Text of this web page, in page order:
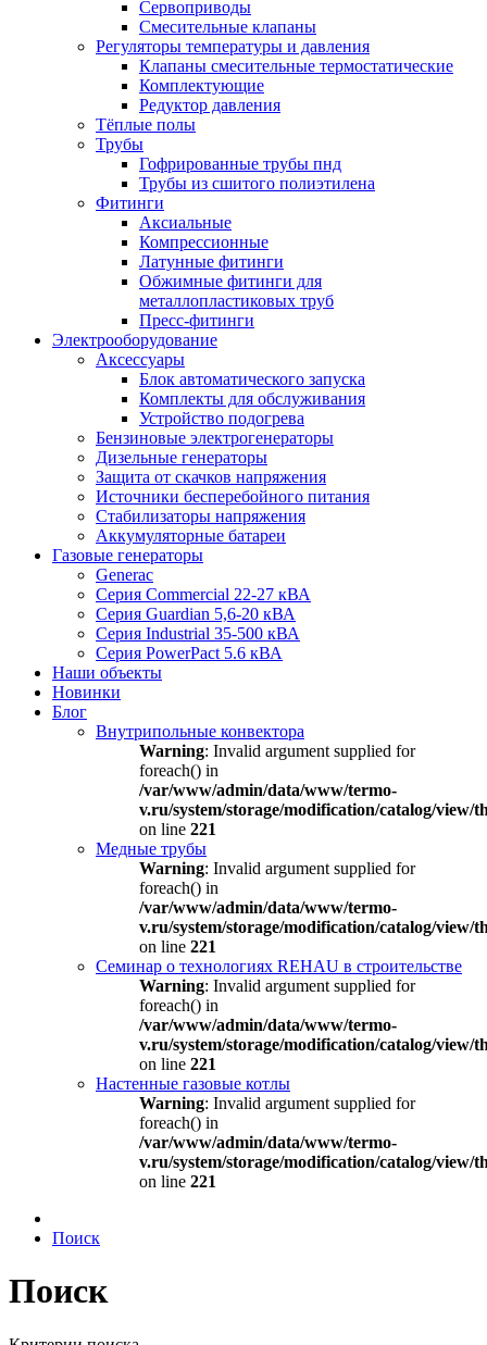
Сервоприводы
Смесительные клапаны
Регуляторы температуры и давления
Клапаны смесительные термостатические
Комплектующие
Редуктор давления
Тёплые полы
Трубы
Гофрированные трубы пнд
Трубы из сшитого полиэтилена
Фитинги
Аксиальные
Компрессионные
Латунные фитинги
Обжимные фитинги для
металлопластиковых труб
Пресс-фитинги
Электрооборудование
Аксессуары
Блок автоматического запуска
Комплекты для обслуживания
Устройство подогрева
Бензиновые электрогенераторы
Дизельные генераторы
Защита от скачков напряжения
Источники бесперебойного питания
Стабилизаторы напряжения
Аккумуляторные батареи
Газовые генераторы
Generac
Серия Commercial 22-27 кВА
Серия Guardian 5,6-20 кВА
Серия Industrial 35-500 кВА
Серия PowerPact 5.6 кВА
Наши объекты
Новинки
Блог
Внутрипольные конвектора
Warning: Invalid argument supplied for
foreach() in
/var/www/admin/data/www/termo-
v.ru/system/storage/modification/catalog/view/
on line 221
Медные трубы
Warning: Invalid argument supplied for
foreach() in
/var/www/admin/data/www/termo-
v.ru/system/storage/modification/catalog/view/
on line 221
Семинар о технологиях REHAU в строительстве
Warning: Invalid argument supplied for
foreach() in
/var/www/admin/data/www/termo-
v.ru/system/storage/modification/catalog/view/
on line 221
Настенные газовые котлы
Warning: Invalid argument supplied for
foreach() in
/var/www/admin/data/www/termo-
v.ru/system/storage/modification/catalog/view/
on line 221
Поиск
Поиск